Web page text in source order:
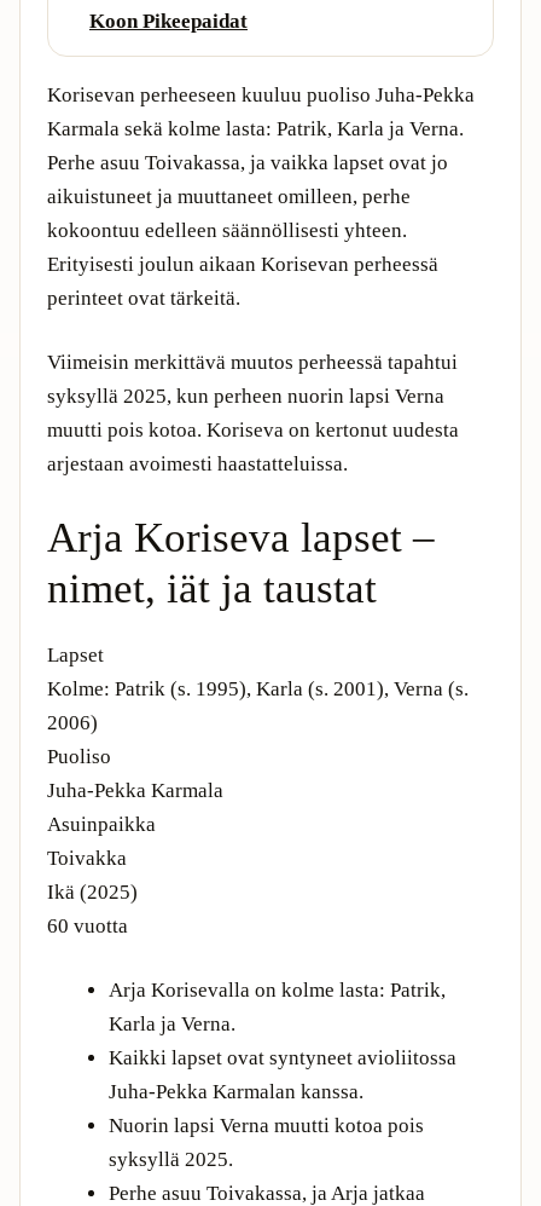
Koon Pikeepaidat
Korisevan perheeseen kuuluu puoliso Juha-Pekka
Karmala sekä kolme lasta: Patrik, Karla ja Verna.
Perhe asuu Toivakassa, ja vaikka lapset ovat jo
aikuistuneet ja muuttaneet omilleen, perhe
kokoontuu edelleen säännöllisesti yhteen.
Erityisesti joulun aikaan Korisevan perheessä
perinteet ovat tärkeitä.
Viimeisin merkittävä muutos perheessä tapahtui
syksyllä 2025, kun perheen nuorin lapsi Verna
muutti pois kotoa. Koriseva on kertonut uudesta
arjestaan avoimesti haastatteluissa.
Arja Koriseva lapset –
nimet, iät ja taustat
Lapset
Kolme: Patrik (s. 1995), Karla (s. 2001), Verna (s.
2006)
Puoliso
Juha-Pekka Karmala
Asuinpaikka
Toivakka
Ikä (2025)
60 vuotta
Arja Korisevalla on kolme lasta: Patrik,
Karla ja Verna.
Kaikki lapset ovat syntyneet avioliitossa
Juha-Pekka Karmalan kanssa.
Nuorin lapsi Verna muutti kotoa pois
syksyllä 2025.
Perhe asuu Toivakassa, ja Arja jatkaa